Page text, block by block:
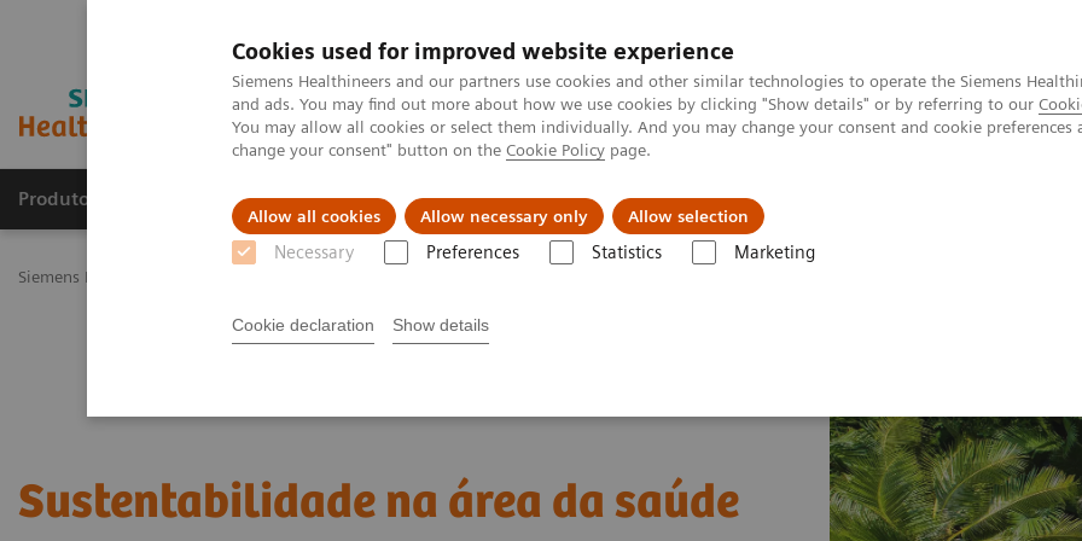
Cookies used for improved website experience
Siemens Healthineers and our partners use cookies and other similar technologies to operate the Siemens
and ads. You may find out more about how we use cookies by clicking "Show details" or by referring to our
You may allow all cookies or select them individually. And you may change your consent and cookie
change your consent" button on the Cookie Policy page.
Allow all cookies Allow necessary only Allow selection
Necessary Preferences Statistics Marketing
Cookie declaration Show details
Produtos e serviços Especialidades Clínicas e Patologias Serviços de pós-venda
Siemens Healthineers Brasil
Sustentabilidade na área da saúde